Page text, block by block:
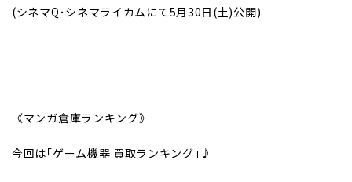
(シネマQ･シネマライカムにて5月30日(土)公開)
《マンガ倉庫ランキング》
今回は｢ゲーム機器 買取ランキング｣♪